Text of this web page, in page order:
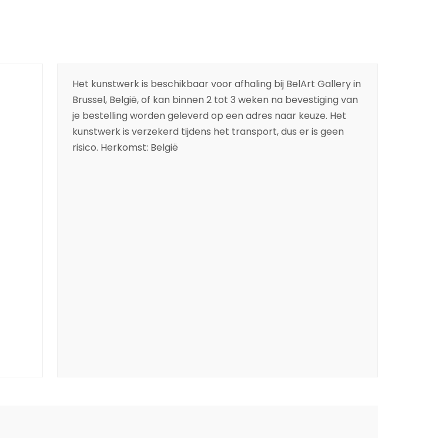
Het kunstwerk is beschikbaar voor afhaling bij BelArt Gallery in
Brussel, België, of kan binnen 2 tot 3 weken na bevestiging van
je bestelling worden geleverd op een adres naar keuze. Het
kunstwerk is verzekerd tijdens het transport, dus er is geen
risico. Herkomst: België